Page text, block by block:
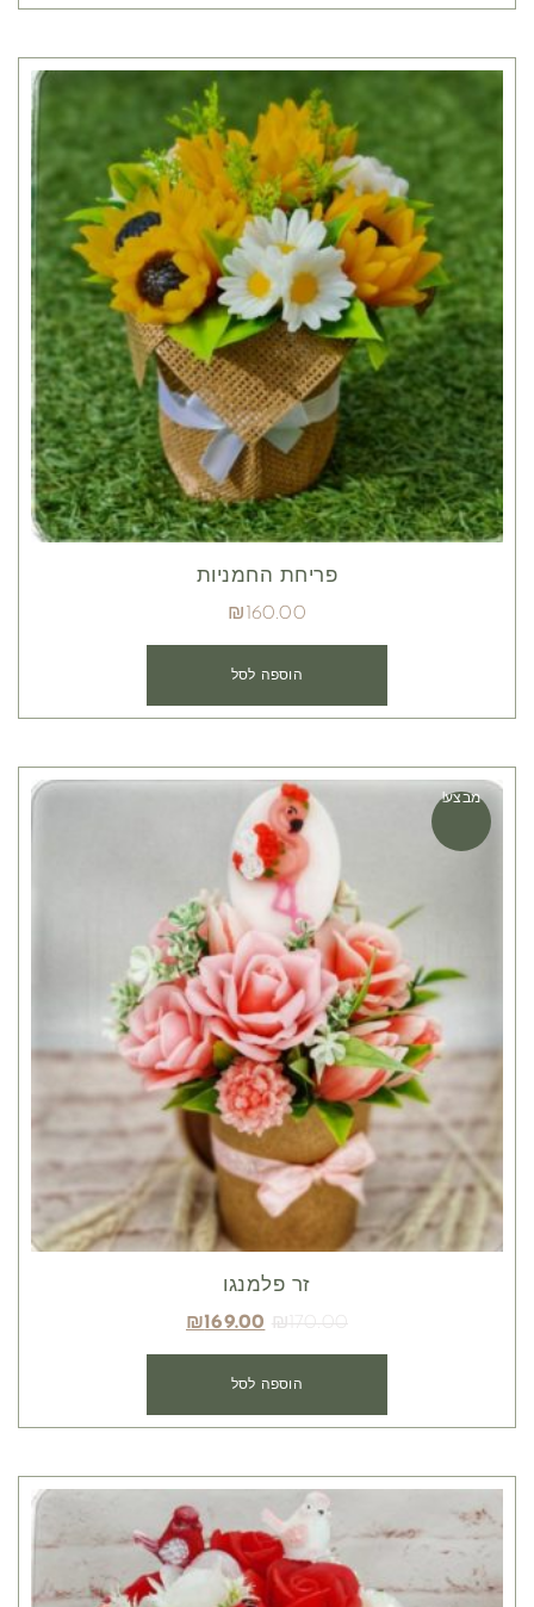
פריחת החמניות
₪160.00
הוספה לסל
מבצע!
זר פלמנגו
₪170.00
₪169.00
הוספה לסל